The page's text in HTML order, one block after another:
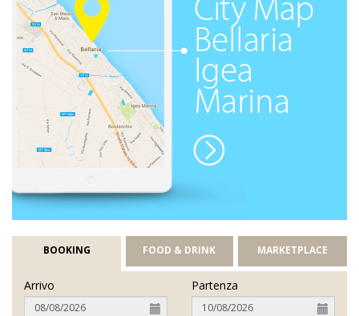
BOOKING FOOD & DRINK MARKETPLACE
Arrivo Partenza